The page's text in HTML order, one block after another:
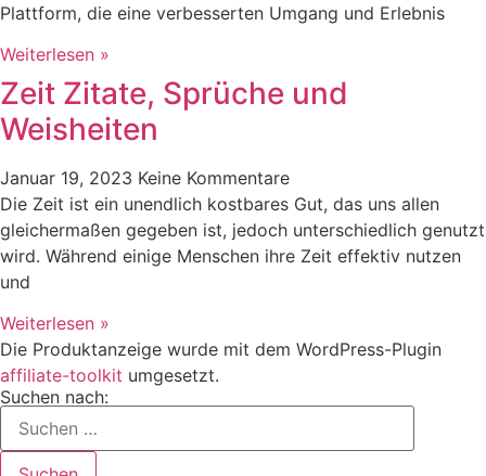
Plattform, die eine verbesserten Umgang und Erlebnis
Weiterlesen »
Zeit Zitate, Sprüche und
Weisheiten
Januar 19, 2023 Keine Kommentare
Die Zeit ist ein unendlich kostbares Gut, das uns allen
gleichermaßen gegeben ist, jedoch unterschiedlich genutzt
wird. Während einige Menschen ihre Zeit effektiv nutzen
und
Weiterlesen »
Die Produktanzeige wurde mit dem WordPress-Plugin
affiliate-toolkit umgesetzt.
Suchen nach: